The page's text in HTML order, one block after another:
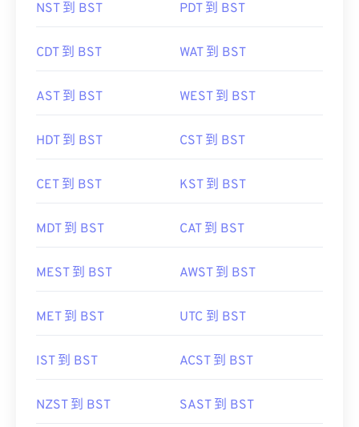
NST 到 BST PDT 到 BST
CDT 到 BST WAT 到 BST
AST 到 BST WEST 到 BST
HDT 到 BST CST 到 BST
CET 到 BST KST 到 BST
MDT 到 BST CAT 到 BST
MEST 到 BST AWST 到 BST
MET 到 BST UTC 到 BST
IST 到 BST ACST 到 BST
NZST 到 BST SAST 到 BST